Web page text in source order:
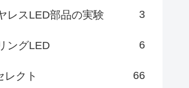
レスLED部品の実験 3
ングLED 6
レクト 66